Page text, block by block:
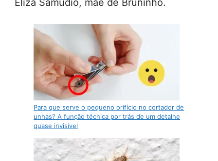
Eliza Samúdio, mãe de Bruninho.
Para que serve o pequeno orifício no cortador de
unhas? A função técnica por trás de um detalhe
quase invisível